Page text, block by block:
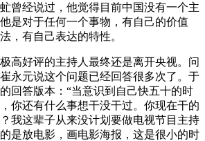
曾经说过，他觉得目前中国没有一个主
是对于任何一个事物，有自己的价值
，有自己表达的特性。
高好评的主持人最终还是离开央视。问
永元说这个问题已经回答很多次了。于
回答版本：“当意识到自己快五十的时
你还有什么事想干没干过。你现在干的
我这辈子从来没计划要做电视节目主持
是放电影，画电影海报，这是很小的时